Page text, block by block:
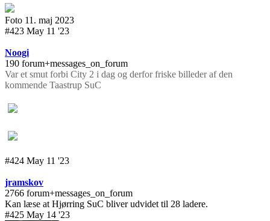
Foto 11. maj 2023
#423 May 11 '23
Noogi
190 forum+messages_on_forum
Var et smut forbi City 2 i dag og derfor friske billeder af den
kommende Taastrup SuC
#424 May 11 '23
jramskov
2766 forum+messages_on_forum
Kan læse at Hjørring SuC bliver udvidet til 28 ladere.
#425 May 14 '23